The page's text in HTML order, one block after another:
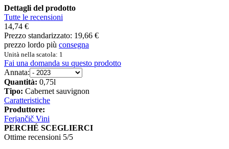
Dettagli del prodotto
Tutte le recensioni
14,74 €
Prezzo standarizzato: 19,66 €
prezzo lordo più consegna
Unità nella scatola: 1
Fai una domanda su questo prodotto
Annata:
Quantità: 0,75l
Tipo: Cabernet sauvignon
Caratteristiche
Produttore:
Ferjančič Vini
PERCHÉ SCEGLIERCI
Ottime recensioni 5/5